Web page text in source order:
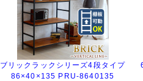
ブリックラックシリーズ4段タイプ
86×40×135 PRU-8640135